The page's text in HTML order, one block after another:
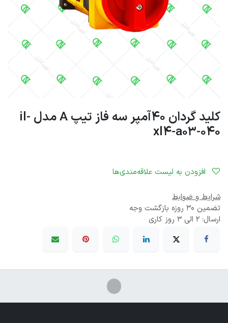
کلید گردان 40آمپر سه فاز تیپ A مدل il-
xl4-a03-040
شرایط و ضوابط
تضمین 30 روزه بازگشت وجه
ارسال: 2 الی 3 روز کاری